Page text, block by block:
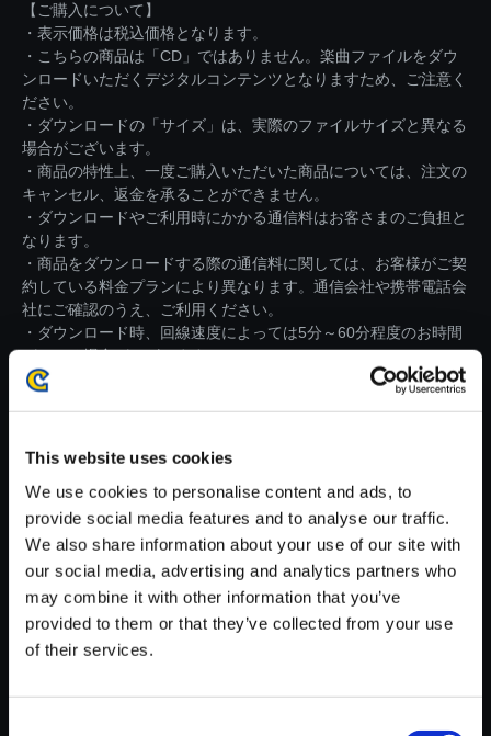
This website uses cookies
We use cookies to personalise content and ads, to
provide social media features and to analyse our traffic.
We also share information about your use of our site with
our social media, advertising and analytics partners who
may combine it with other information that you’ve
provided to them or that they’ve collected from your use
of their services.
【ご購入について】
・表示価格は税込価格となります。
・こちらの商品は「CD」ではありません。楽曲ファイルをダウ
ンロードいただくデジタルコンテンツとなりますため、ご注意く
ださい。
・ダウンロードの「サイズ」は、実際のファイルサイズと異なる
場合がございます。
・商品の特性上、一度ご購入いただいた商品については、注文の
キャンセル、返金を承ることができません。
・ダウンロードやご利用時にかかる通信料はお客さまのご負担と
なります。
・商品をダウンロードする際の通信料に関しては、お客様がご契
約している料金プランにより異なります。通信会社や携帯電話会
社にご確認のうえ、ご利用ください。
・ダウンロード時、回線速度によっては5分～60分程度のお時間
がかかる場合がございます。
※ご購入いただいたファイルのダウンロードの際には、通信環境
【単曲】バイオハザード7 レジ
デント イービル オリジナル・サ
ウンドトラック Dire State of Af
7ポイント付与